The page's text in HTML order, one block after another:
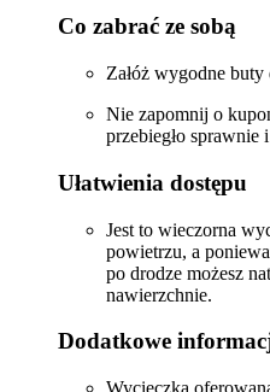
Co zabrać ze sobą
Załóż wygodne buty
Nie zapomnij o
przebiegło sprawnie
Ułatwienia dostępu
Jest to wieczorna
powietrzu, a
po drodze możesz
nawierzchnie.
Dodatkowe
Wycieczka